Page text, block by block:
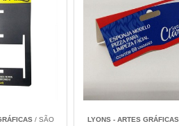
/ SÃO
LYONS - ARTES GRÁFICAS